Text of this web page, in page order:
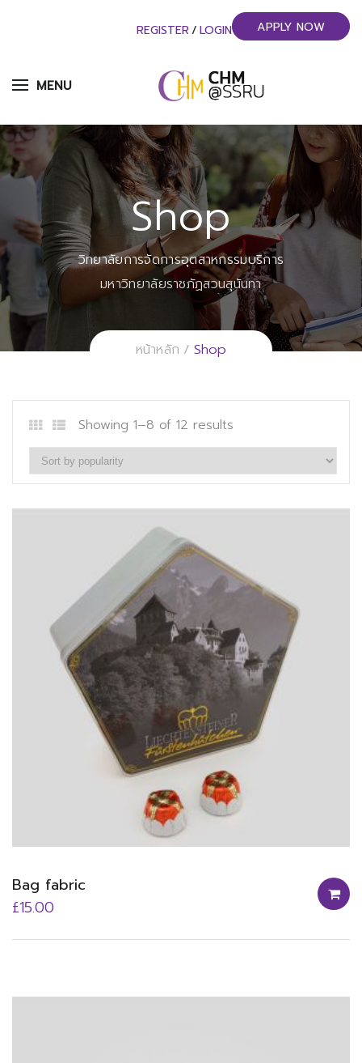
MENU
REGISTER / LOGIN APPLY NOW
Shop
วิทยาลัยการจัดการอุตสาหกรรมบริการ
มหาวิทยาลัยราชภัฏสวนสุนันทา
หน้าหลัก Shop
Showing 1–8 of 12 results
Bag fabric
£15.00